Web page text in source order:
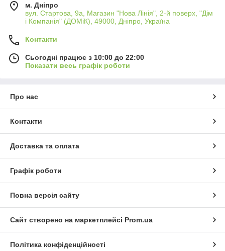
м. Дніпро
вул. Стартова, 9а, Магазин "Нова Лінія", 2-й поверх, "Дім
і Компанія" (ДОМіК), 49000, Дніпро, Україна
Контакти
Сьогодні працює з 10:00 до 22:00
Показати весь графік роботи
Про нас
Контакти
Доставка та оплата
Графік роботи
Повна версія сайту
Сайт створено на маркетплейсі Prom.ua
Політика конфіденційності